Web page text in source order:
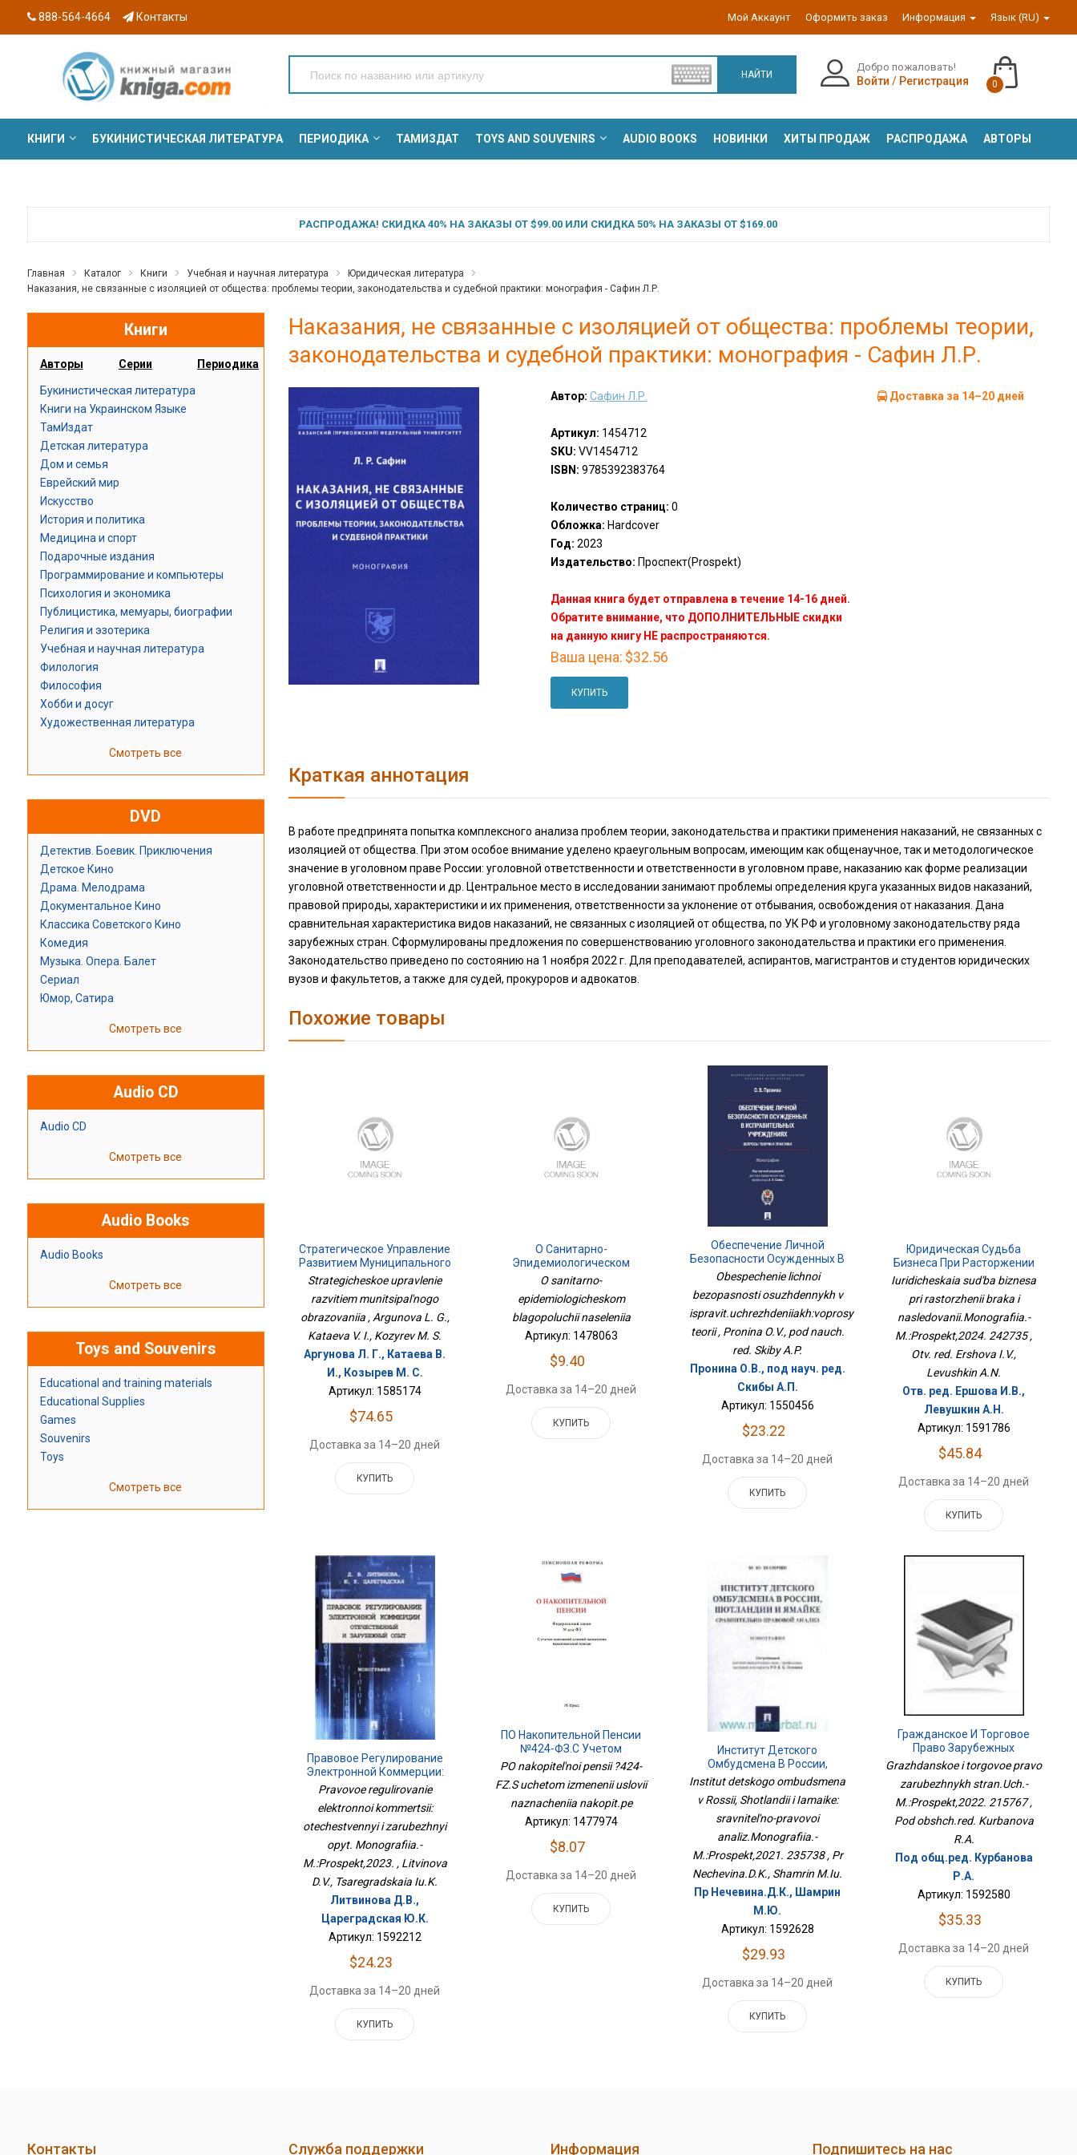
888-564-4664 Контакты Мой Аккаунт Оформить заказ Информация Язык (RU)
НАЙТИ
Добро пожаловать!
Войти / Регистрация 0
КНИГИ БУКИНИСТИЧЕСКАЯ ЛИТЕРАТУРА ПЕРИОДИКА ТАМИЗДАТ TOYS AND SOUVENIRS AUDIO BOOKS НОВИНКИ ХИТЫ ПРОДАЖ РАСПРОДАЖА АВТОРЫ
РАСПРОДАЖА! СКИДКА 40% НА ЗАКАЗЫ ОТ $99.00 ИЛИ СКИДКА 50% НА ЗАКАЗЫ ОТ $169.00
Главная Каталог Книги Учебная и научная литература
Юридическая литература
Наказания, не связанные с изоляцией от общества: проблемы теории, законодательства и судебной практики: монография - Сафин Л.Р.
Книги
Авторы Серии Периодика
Букинистическая литература
Книги на Украинском Языке
ТамИздат
Детская литература
Дом и семья
Еврейский мир
Искусство
История и политика
Медицина и спорт
Подарочные издания
Программирование и компьютеры
Психология и экономика
Публицистика, мемуары, биографии
Религия и эзотерика
Учебная и научная литература
Филология
Философия
Хобби и досуг
Художественная литература
Смотреть все
DVD
Детектив. Боевик. Приключения
Детское Кино
Драма. Мелодрама
Документальное Кино
Классика Советского Кино
Комедия
Музыка. Опера. Балет
Сериал
Юмор, Сатира
Смотреть все
Audio CD
Audio CD
Смотреть все
Audio Books
Audio Books
Смотреть все
Toys and Souvenirs
Educational and training materials
Educational Supplies
Games
Souvenirs
Toys
Смотреть все
Наказания, не связанные с изоляцией от общества: проблемы теории,
законодательства и судебной практики: монография - Сафин Л.Р.
Автор: Сафин Л.Р.
Артикул: 1454712
SKU: VV1454712
ISBN: 9785392383764
Количество страниц: 0
Обложка: Hardcover
Год: 2023
Издательство: Проспект(Prospekt)
Данная книга будет отправлена в течение 14-16 дней.
Обратите внимание, что ДОПОЛНИТЕЛЬНЫЕ скидки
на данную книгу НЕ распространяются.
Ваша цена: $32.56
КУПИТЬ
Доставка за 14–20 дней
Краткая аннотация
В работе предпринята попытка комплексного анализа проблем теории, законодательства и практики применения наказаний, не связанных с
изоляцией от общества. При этом особое внимание уделено краеугольным вопросам, имеющим как общенаучное, так и методологическое
значение в уголовном праве России: уголовной ответственности и ответственности в уголовном праве, наказанию как форме реализации
уголовной ответственности и др. Центральное место в исследовании занимают проблемы определения круга указанных видов наказаний,
правовой природы, характеристики и их применения, ответственности за уклонение от отбывания, освобождения от наказания. Дана
сравнительная характеристика видов наказаний, не связанных с изоляцией от общества, по УК РФ и уголовному законодательству ряда
зарубежных стран. Сформулированы предложения по совершенствованию уголовного законодательства и практики его применения.
Законодательство приведено по состоянию на 1 ноября 2022 г. Для преподавателей, аспирантов, магистрантов и студентов юридических
вузов и факультетов, а также для судей, прокуроров и адвокатов.
Похожие товары
Стратегическое Управление
Развитием Муниципального
Образования
Strategicheskoe upravlenie
razvitiem munitsipal'nogo
obrazovaniia , Argunova L. G.,
Kataeva V. I., Kozyrev M. S.
Аргунова Л. Г., Катаева В.
И., Козырев М. С.
Артикул: 1585174
$74.65
Доставка за 14–20 дней
КУПИТЬ
О Санитарно-
Эпидемиологическом
Благополучии Населения
O sanitarno-
epidemiologicheskom
blagopoluchii naseleniia
Артикул: 1478063
$9.40
Доставка за 14–20 дней
КУПИТЬ
Обеспечение Личной
Безопасности Осужденных В
Исправит.учреждениях:вопросы
Obespechenie lichnoi
bezopasnosti osuzhdennykh v
ispravit.uchrezhdeniiakh:voprosy
teorii , Pronina O.V., pod nauch.
red. Skiby A.P.
Пронина О.В., под науч. ред.
Скибы А.П.
Артикул: 1550456
$23.22
Доставка за 14–20 дней
КУПИТЬ
Юридическая Судьба
Бизнеса При Расторжении
Брака И
М.:Проспект,2024. 242735
Iuridicheskaia sud'ba biznesa
pri rastorzhenii braka i
nasledovanii.Monografiia.-
M.:Prospekt,2024. 242735 ,
Otv. red. Ershova I.V.,
Levushkin A.N.
Отв. ред. Ершова И.В.,
Левушкин А.Н.
Артикул: 1591786
$45.84
Доставка за 14–20 дней
КУПИТЬ
Правовое Регулирование
Электронной Коммерции:
Отечественный И
Зарубежный Опыт.
Монография.-
М.:Проспект,2023.
Pravovoe regulirovanie
elektronnoi kommertsii:
otechestvennyi i zarubezhnyi
opyt. Monografiia.-
M.:Prospekt,2023. , Litvinova
D.V., Tsaregradskaia Iu.K.
Литвинова Д.В.,
Цареградская Ю.К.
Артикул: 1592212
$24.23
Доставка за 14–20 дней
КУПИТЬ
ПО Накопительной Пенсии
№424-ФЗ.С Учетом
Изменений Условий
Назначения Накопит.пе
PO nakopitel'noi pensii ?424-
FZ.S uchetom izmenenii uslovii
naznacheniia nakopit.pe
Артикул: 1477974
$8.07
Доставка за 14–20 дней
КУПИТЬ
Институт Детского
Омбудсмена В России,
Шотландии И Ямайке:
Сравнительно-Правовой
Анализ.Монография.-
М.:Проспект,2021. 235738
Institut detskogo ombudsmena
v Rossii, Shotlandii i Iamaike:
sravnitel'no-pravovoi
analiz.Monografiia.-
M.:Prospekt,2021. 235738 , Pr
Nechevina.D.K., Shamrin M.Iu.
Пр Нечевина.Д.К., Шамрин
М.Ю.
Артикул: 1592628
$29.93
Доставка за 14–20 дней
КУПИТЬ
Гражданское И Торговое
Право Зарубежных
Стран.Уч.-М.:Проспект,2022.
215767
Grazhdanskoe i torgovoe pravo
zarubezhnykh stran.Uch.-
M.:Prospekt,2022. 215767 ,
Pod obshch.red. Kurbanova
R.A.
Под общ.ред. Курбанова
Р.А.
Артикул: 1592580
$35.33
Доставка за 14–20 дней
КУПИТЬ
Контакты Служба поддержки Информация Подпишитесь на нас